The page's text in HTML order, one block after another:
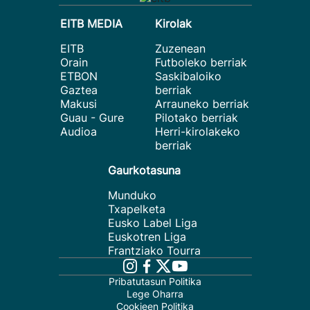
EITB MEDIA
EITB
Orain
ETBON
Gaztea
Makusi
Guau - Gure
Audioa
Kirolak
Zuzenean
Futboleko berriak
Saskibaloiko
berriak
Arrauneko berriak
Pilotako berriak
Herri-kirolakeko
berriak
Gaurkotasuna
Munduko
Txapelketa
Eusko Label Liga
Euskotren Liga
Frantziako Tourra
Pribatutasun Politika
Lege Oharra
Cookieen Politika